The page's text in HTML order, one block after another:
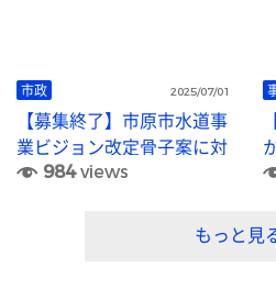
市政 2025/07/01
【募集終了】市原市水道事
業ビジョン改定骨子案に対
する意見募集
984views
もっと見